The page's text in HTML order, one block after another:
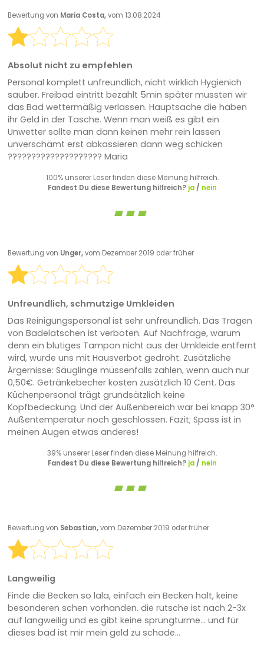
Bewertung von Maria Costa,vom 13.08.2024
Absolut nicht zu empfehlen
Personal komplett unfreundlich, nicht wirklich Hygienich
sauber. Freibad eintritt bezahlt 5min später mussten wir
das Bad wettermäßig verlassen. Hauptsache die haben
ihr Geld in der Tasche. Wenn man weiß es gibt ein
Unwetter sollte man dann keinen mehr rein lassen
unverschämt erst abkassieren dann weg schicken
???????????????????? Maria
100% unserer Leser finden diese Meinung hilfreich.
Fandest Du diese Bewertung hilfreich? ja/ nein
Bewertung von Unger,vom Dezember 2019 oder früher
Unfreundlich, schmutzige Umkleiden
Das Reinigungspersonal ist sehr unfreundlich. Das Tragen
von Badelatschen ist verboten. Auf Nachfrage, warum
denn ein blutiges Tampon nicht aus der Umkleide entfernt
wird, wurde uns mit Hausverbot gedroht. Zusätzliche
Ärgernisse: Säuglinge müssenfalls zahlen, wenn auch nur
0,50€. Getränkebecher kosten zusätzlich 10 Cent. Das
Küchenpersonal trägt grundsätzlich keine
Kopfbedeckung. Und der Außenbereich war bei knapp 30°
Außentemperatur noch geschlossen. Fazit; Spass ist in
meinen Augen etwas anderes!
39% unserer Leser finden diese Meinung hilfreich.
Fandest Du diese Bewertung hilfreich? ja/ nein
Bewertung von Sebastian,vom Dezember 2019 oder früher
Langweilig
Finde die Becken so lala, einfach ein Becken halt, keine
besonderen schen vorhanden. die rutsche ist nach 2-3x
auf langweilig und es gibt keine sprungtürme... und für
dieses bad ist mir mein geld zu schade...